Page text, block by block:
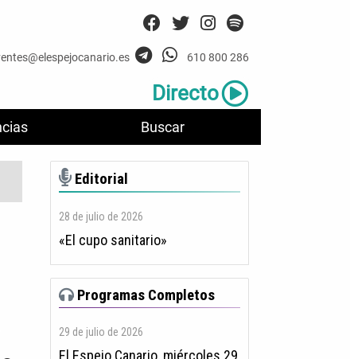
Buscar
610 800 286
Directo
Editorial
28 de julio de 2026
«El cupo sanitario»
Programas Completos
29 de julio de 2026